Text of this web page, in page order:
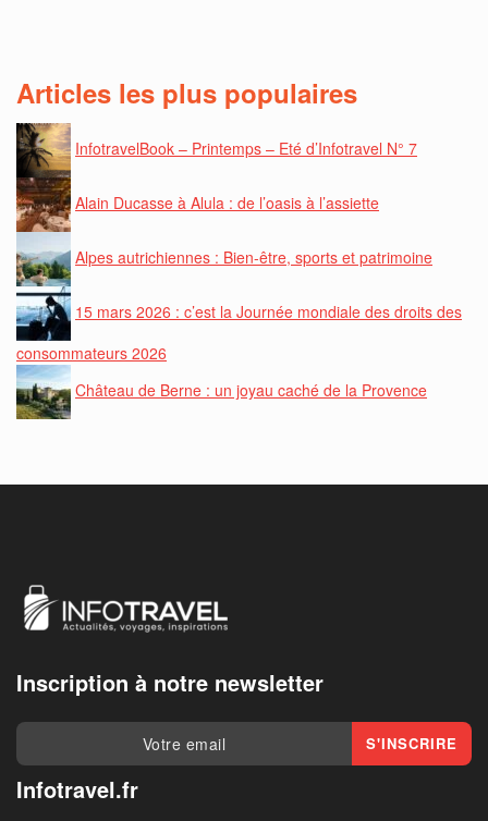
Articles les plus populaires
InfotravelBook – Printemps – Eté d’Infotravel N° 7
Alain Ducasse à Alula : de l’oasis à l’assiette
Alpes autrichiennes : Bien-être, sports et patrimoine
15 mars 2026 : c’est la Journée mondiale des droits des
consommateurs 2026
Château de Berne : un joyau caché de la Provence
Inscription à notre newsletter
Infotravel.fr